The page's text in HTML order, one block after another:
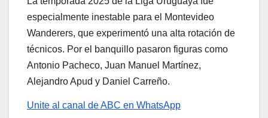
especialmente inestable para el Montevideo
Wanderers, que experimentó una alta rotación de
técnicos. Por el banquillo pasaron figuras como
Antonio Pacheco, Juan Manuel Martínez,
Alejandro Apud y Daniel Carreño.
Unite al canal de ABC en WhatsApp